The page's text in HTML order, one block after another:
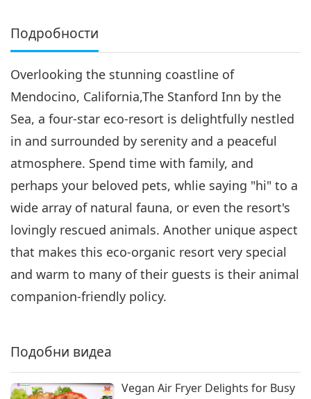
Подробности
Overlooking the stunning coastline of
Mendocino, California,The Stanford Inn by the
Sea, a four-star eco-resort is delightfully nestled
in and surrounded by serenity and a peaceful
atmosphere. Spend time with family, and
perhaps your beloved pets, whlie saying "hi" to a
wide array of natural fauna, or even the resort's
lovingly rescued animals. Another unique aspect
that makes this eco-organic resort very special
and warm to many of their guests is their animal
companion-friendly policy.
Подобни видеа
Vegan Air Fryer Delights for Busy